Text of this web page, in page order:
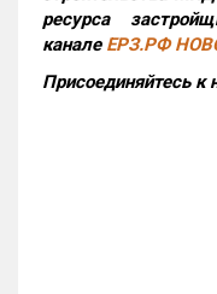
ресурса
канале ЕРЗ.РФ
Присоединяйтесь к